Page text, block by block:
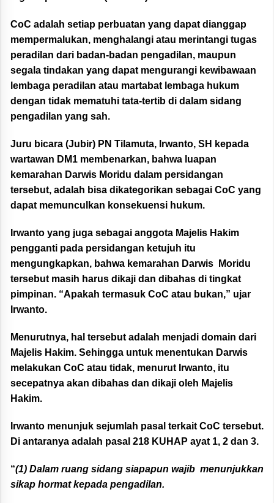
CoC adalah setiap perbuatan yang dapat dianggap
mempermalukan, menghalangi atau merintangi tugas
peradilan dari badan-badan pengadilan, maupun
segala tindakan yang dapat mengurangi kewibawaan
lembaga peradilan atau martabat lembaga hukum
dengan tidak mematuhi tata-tertib di dalam sidang
pengadilan yang sah.
Juru bicara (Jubir) PN Tilamuta, Irwanto, SH kepada
wartawan DM1 membenarkan, bahwa luapan
kemarahan Darwis Moridu dalam persidangan
tersebut, adalah bisa dikategorikan sebagai CoC yang
dapat memunculkan konsekuensi hukum.
Irwanto yang juga sebagai anggota Majelis Hakim
pengganti pada persidangan ketujuh itu
mengungkapkan, bahwa kemarahan Darwis Moridu
tersebut masih harus dikaji dan dibahas di tingkat
pimpinan. “Apakah termasuk CoC atau bukan,” ujar
Irwanto.
Menurutnya, hal tersebut adalah menjadi domain dari
Majelis Hakim. Sehingga untuk menentukan Darwis
melakukan CoC atau tidak, menurut Irwanto, itu
secepatnya akan dibahas dan dikaji oleh Majelis
Hakim.
Irwanto menunjuk sejumlah pasal terkait CoC tersebut.
Di antaranya adalah pasal 218 KUHAP ayat 1, 2 dan 3.
“(1) Dalam ruang sidang siapapun wajib menunjukkan
sikap hormat kepada pengadilan.